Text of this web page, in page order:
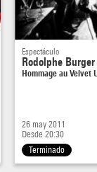
Espectáculo
Rodolphe Burger
Hommage au Velvet
26 may 2011
Desde 20:30
Terminado